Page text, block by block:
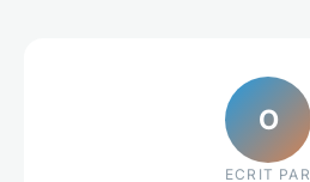
O
ECRIT PAR